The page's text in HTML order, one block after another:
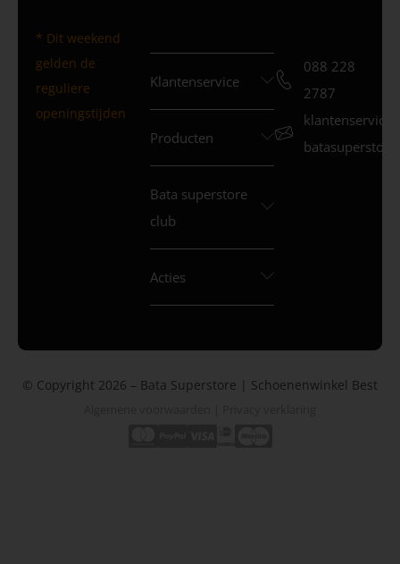
* Dit weekend
gelden de
reguliere
openingstijden
Klantenservice
Producten
Bata superstore
club
Acties
088 228
2787
© Copyright 2026 – Bata Superstore | Schoenenwinkel Best